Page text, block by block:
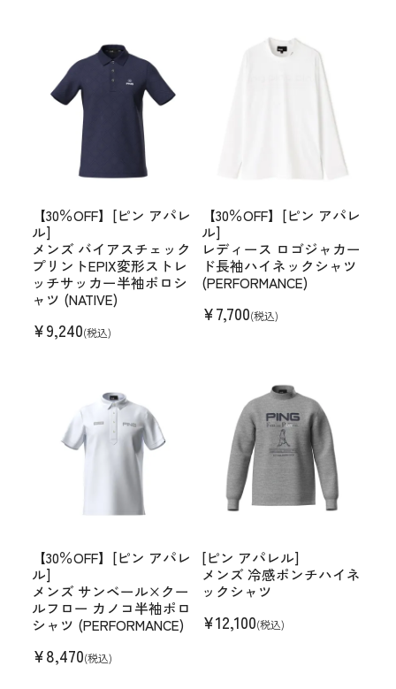
【30％OFF】[ピン アパレ
ル]
メンズ バイアスチェック
プリントEPIX変形ストレ
ッチサッカー半袖ポロシ
ャツ (NATIVE)
¥9,240(税込)
【30％OFF】[ピン アパレ
ル]
レディース ロゴジャカー
ド長袖ハイネックシャツ
(PERFORMANCE)
¥7,700(税込)
【30％OFF】[ピン アパレ
ル]
メンズ サンベール×クー
ルフロー カノコ半袖ポロ
シャツ (PERFORMANCE)
¥8,470(税込)
[ピン アパレル]
メンズ 冷感ポンチハイネ
ックシャツ
¥12,100(税込)